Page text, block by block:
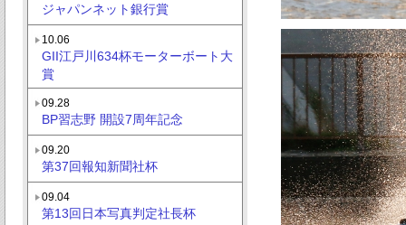
ジャパンネット銀行賞
10.06
GII江戸川634杯モーターボート大
賞
09.28
BP習志野 開設7周年記念
09.20
第37回報知新聞社杯
09.04
第13回日本写真判定社長杯